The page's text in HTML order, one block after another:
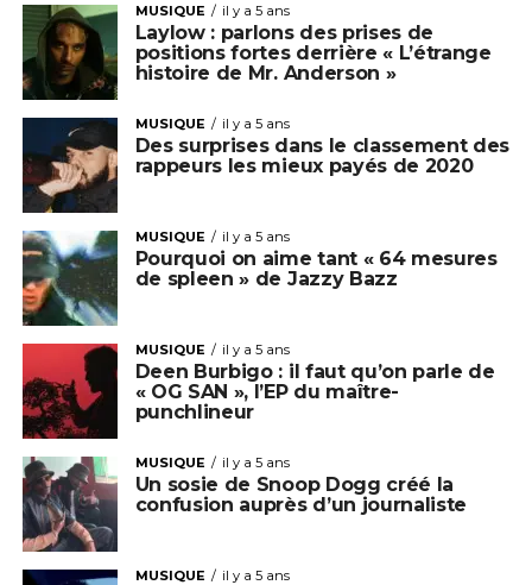
MUSIQUE il y a 5 ans
Laylow : parlons des prises de
positions fortes derrière « L’étrange
histoire de Mr. Anderson »
MUSIQUE il y a 5 ans
Des surprises dans le classement des
rappeurs les mieux payés de 2020
MUSIQUE il y a 5 ans
Pourquoi on aime tant « 64 mesures
de spleen » de Jazzy Bazz
MUSIQUE il y a 5 ans
Deen Burbigo : il faut qu’on parle de
« OG SAN », l’EP du maître-
punchlineur
MUSIQUE il y a 5 ans
Un sosie de Snoop Dogg créé la
confusion auprès d’un journaliste
MUSIQUE il y a 5 ans